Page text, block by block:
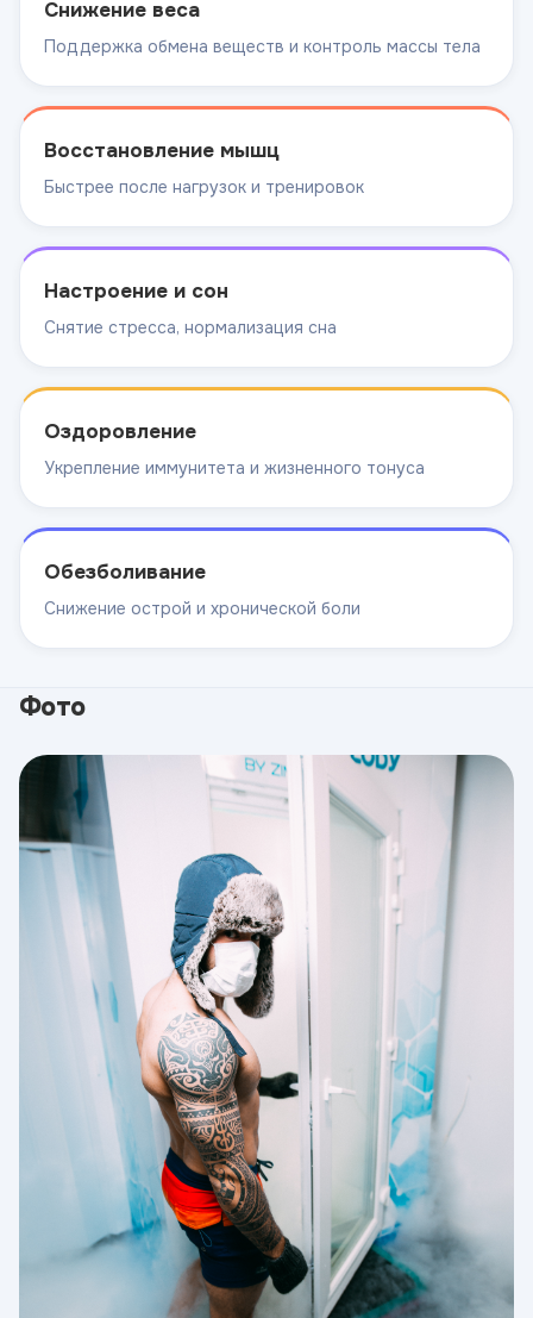
Снижение веса
Поддержка обмена веществ и контроль массы тела
Восстановление мышц
Быстрее после нагрузок и тренировок
Настроение и сон
Снятие стресса, нормализация сна
Оздоровление
Укрепление иммунитета и жизненного тонуса
Обезболивание
Снижение острой и хронической боли
Фото